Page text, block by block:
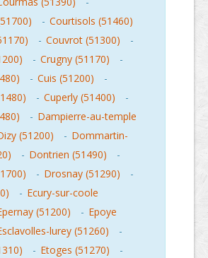
- Courtisols (51460)
- Couvrot (51300)
-
- Crugny (51170)
-
- Cuis (51200)
-
- Cuperly (51400)
-
- Dampierre-au-temple
(51200) - Dommartin-
- Dontrien (51490)
-
- Drosnay (51290)
-
- Ecury-sur-coole
(51200) - Epoye
lurey (51260)
-
- Etoges (51270)
-